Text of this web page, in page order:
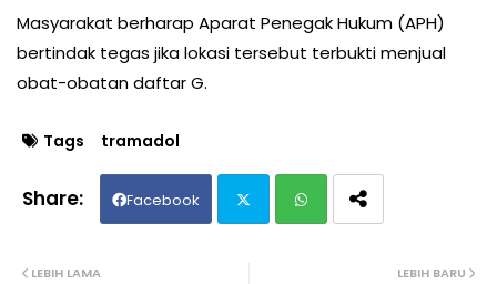
Masyarakat berharap Aparat Penegak Hukum (APH)
bertindak tegas jika lokasi tersebut terbukti menjual
obat-obatan daftar G.
Tags tramadol
Facebook
LEBIH BARU
LEBIH LAMA